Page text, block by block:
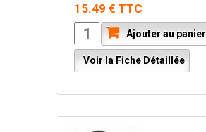
15.49 € TTC
Ajouter au panier
Voir la Fiche Détaillée